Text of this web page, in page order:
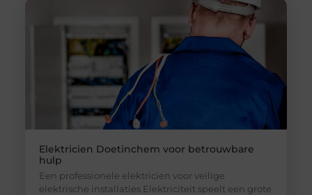
Elektricien Doetinchem voor betrouwbare
hulp
Een professionele elektricien voor veilige
elektrische installaties Elektriciteit speelt een grote